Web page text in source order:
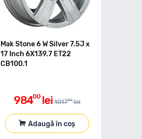
Mak Stone 6 W Silver 7.5J x
17 Inch 6X139.7 ET22
CB100.1
98400 lei 101700 lei
Adaugă în coș